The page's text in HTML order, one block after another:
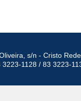
s/n - Cristo
1128 / 83 3223-